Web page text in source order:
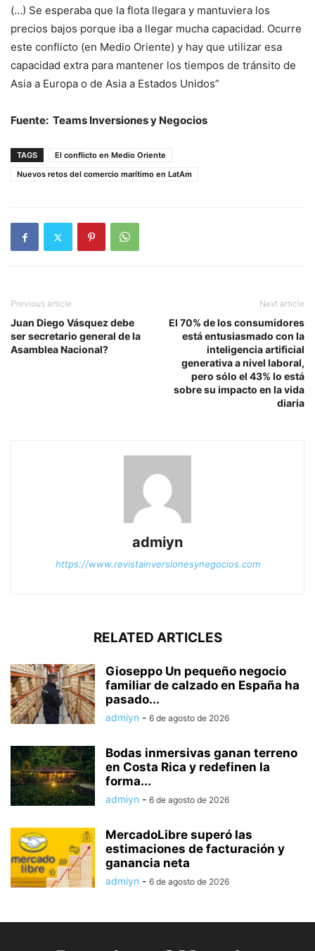
(…) Se esperaba que la flota llegara y mantuviera los
precios bajos porque iba a llegar mucha capacidad. Ocurre
este conflicto (en Medio Oriente) y hay que utilizar esa
capacidad extra para mantener los tiempos de tránsito de
Asia a Europa o de Asia a Estados Unidos”
Fuente: Teams Inversiones y Negocios
TAGS
El conflicto en Medio Oriente
Nuevos retos del comercio marítimo en LatAm
Previous article
Juan Diego Vásquez debe
ser secretario general de la
Asamblea Nacional?
Next article
El 70% de los consumidores
está entusiasmado con la
inteligencia artificial
generativa a nivel laboral,
pero sólo el 43% lo está
sobre su impacto en la vida
diaria
admiyn
https://www.revistainversionesynegocios.com
RELATED ARTICLES
Gioseppo Un pequeño negocio
familiar de calzado en España ha
pasado...
admiyn - 6 de agosto de 2026
Bodas inmersivas ganan terreno
en Costa Rica y redefinen la
forma...
admiyn - 6 de agosto de 2026
MercadoLibre superó las
estimaciones de facturación y
ganancia neta
admiyn - 6 de agosto de 2026